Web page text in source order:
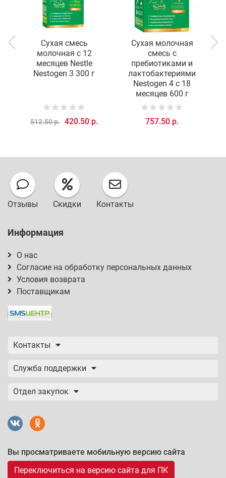
Сухая смесь
молочная с 12
месяцев Nestle
Nestogen 3 300 г
512.50 р. 420.50 р.
Сухая молочная
смесь с
пребиотиками и
лактобактериями
Nestogen 4 с 18
месяцев 600 г
757.50 р.
Отзывы Скидки Контакты
Информация
О нас
Согласие на обработку персональных данных
Условия возврата
Поставщикам
Контакты
Служба поддержки
Отдел закупок
Вы просматриваете мобильную версию сайта
Переключиться на версию сайта для ПК